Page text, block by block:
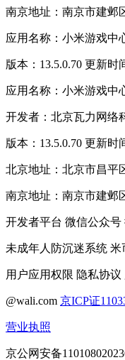
南京地址：南京市建邺
应用名称：小米游戏中
版本：13.5.0.70 更新时
应用名称：小米游戏中
开发者：北京瓦力网络
版本：13.5.0.70 更新时
北京地址：北京市昌平
南京地址：南京市建邺
开发者平台 微信公众号
未成年人防沉迷系统 米
用户应用权限 隐私协议
@wali.com 京ICP证
营业执照
京公网安备